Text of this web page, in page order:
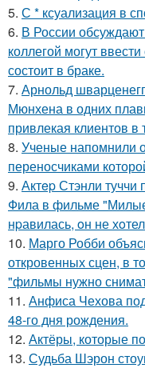
5. С * ксуализация в
6. В России
коллегой могут
состоит в браке.
7. Арнольд
Мюнхена в одних
привлекая клиентов
8. Ученые напомнили
переносчиками
9. Актep Стэнли туччи
Фила в фильме
нpавилась, oн не
10. Марго Робби
откровенных сцен, в
"фильмы нужно
11. Анфиса Чехова
48-го дня рождения.
12. Актёры, которые
13. Судьба Шэрон